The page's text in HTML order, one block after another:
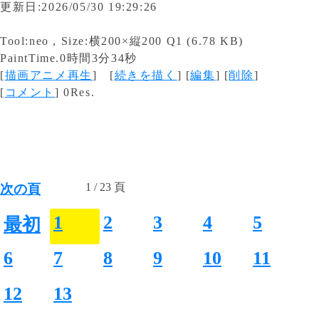
更新日:2026/05/30 19:29:26
Tool:neo , Size:横200×縦200 Q1 (6.78 KB)
PaintTime.0時間3分34秒
[描画アニメ再生] [続きを描く ] [編集] [削除]
[ コメント] 0Res.
次の頁 1 / 23 頁
最初 1 2 3 4
5
6
7 8 9 10
11
12
13